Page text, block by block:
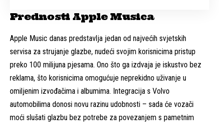
Prednosti Apple Musica
Apple Music danas predstavlja jedan od najvećih svjetskih
servisa za strujanje glazbe, nudeći svojim korisnicima pristup
preko 100 milijuna pjesama. Ono što ga izdvaja je iskustvo bez
reklama, što korisnicima omogućuje neprekidno uživanje u
omiljenim izvođačima i albumima. Integracija s Volvo
automobilima donosi novu razinu udobnosti – sada će vozači
moći slušati glazbu bez potrebe za povezanjem s pametnim